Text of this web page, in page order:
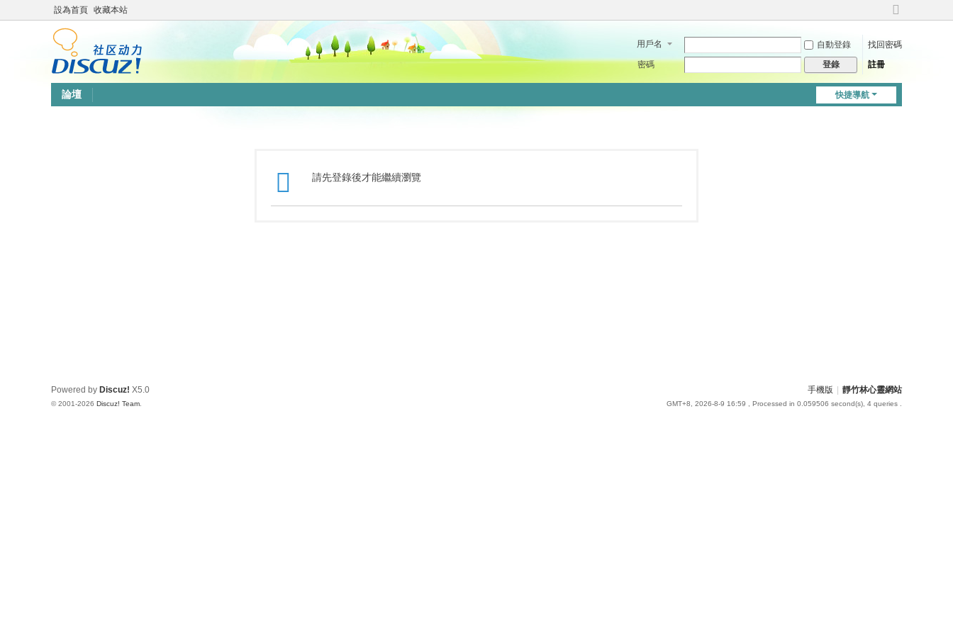
設為首頁 收藏本站
切
到
用戶名 自動登錄
找回密碼
密碼
登錄 註冊
快捷導航
論壇
請先登錄後才能繼續瀏覽
手機版 靜竹林心靈網站
GMT+8, 2026-8-9 16:59 , Processed in 0.059506 second(s), 4 queries .
Powered by Discuz! X5.0
© 2001-2026 Discuz! Team